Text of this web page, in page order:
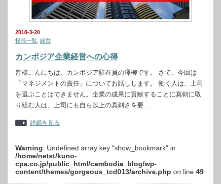
2018-3-20
投稿一覧 経営
カンボジア企業経営への心得
皆様こんにちは、カンボジア駐在員の澤柳です。 さて、今回は
「マネジメントの責任」についてお話しします。 働く人は、上司
を選ぶことはできません。企業の成果に貢献することに真剣に取
り組む人は、上司にも自ら以上の真剣さを要…
詳細を見る
Warning: Undefined array key "show_bookmark" in
/home/netst/kuno-
cpa.co.jp/public_html/cambodia_blog/wp-
content/themes/gorgeous_tcd013/archive.php on line 49